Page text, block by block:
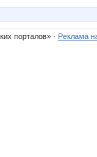
порталов» · Реклама